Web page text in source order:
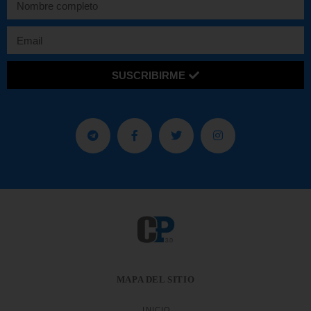
SUSCRIBIRME
MAPA DEL SITIO